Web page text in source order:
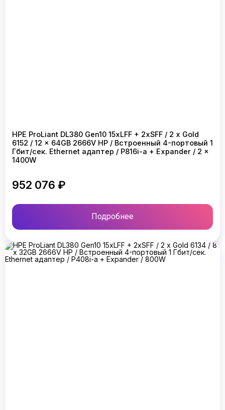
HPE ProLiant DL380 Gen10 15xLFF + 2xSFF / 2 x Gold
6152 / 12 x 64GB 2666V HP / Встроенный 4-портовый 1
Гбит/сек. Ethernet адаптер / P816i-a + Expander / 2 x
1400W
952 076 ₽
Подробнее